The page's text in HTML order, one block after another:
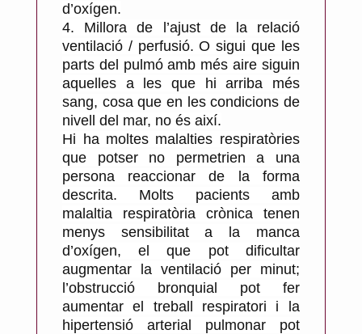
d’oxígen.
4.
Millora de l’ajust de la relació
ventilació / perfusió. O sigui que les
parts del pulmó amb més aire siguin
aquelles a les que hi arriba més
sang, cosa que en les condicions de
nivell del mar, no és així.
Hi ha moltes malalties respiratòries
que potser no permetrien a una
persona reaccionar de la forma
descrita. Molts pacients amb
malaltia respiratòria crònica tenen
menys sensibilitat a la manca
d’oxígen, el que pot dificultar
augmentar la ventilació per minut;
l’obstrucció bronquial pot fer
aumentar el treball respiratori i la
hipertensió arterial pulmonar pot